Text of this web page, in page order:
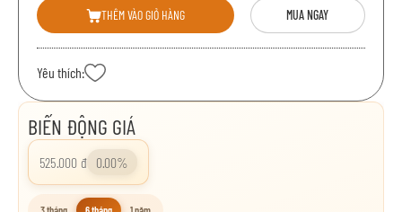
THÊM VÀO GIỎ HÀNG MUA NGAY
Yêu thích:
BIẾN ĐỘNG GIÁ
525.000 đ 0.00%